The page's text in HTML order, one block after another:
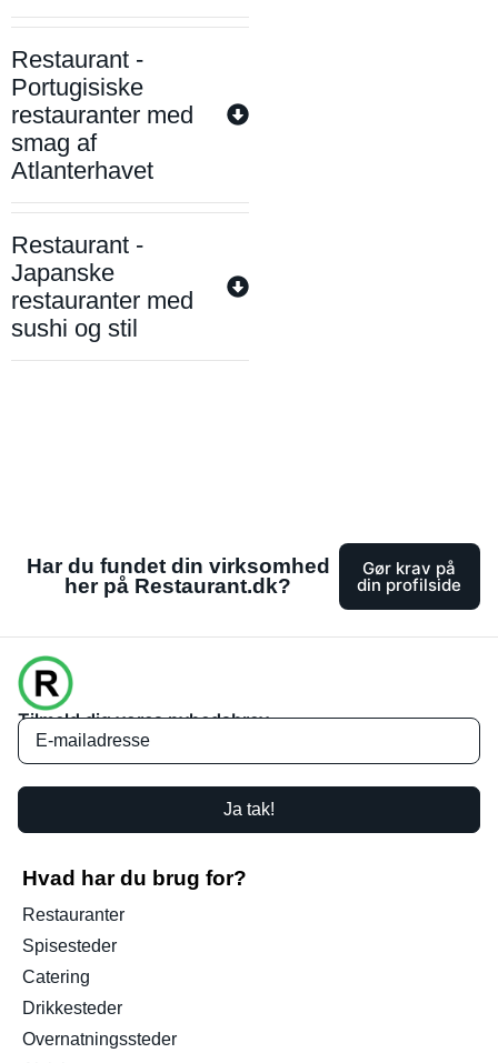
Restaurant -
Portugisiske
restauranter med
smag af
Atlanterhavet
Restaurant -
Japanske
restauranter med
sushi og stil
Har du fundet din virksomhed
her på Restaurant.dk?
Gør krav på
din profilside
Tilmeld dig vores nyhedsbrev
Ja tak!
Hvad har du brug for?
Restauranter
Spisesteder
Catering
Drikkesteder
Overnatningssteder